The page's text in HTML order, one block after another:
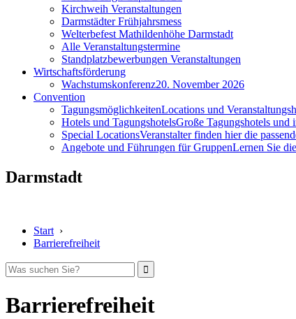
Kirchweih Veranstaltungen
Darmstädter Frühjahrsmess
Welterbefest Mathildenhöhe Darmstadt
Alle Veranstaltungstermine
Standplatzbewerbungen Veranstaltungen
Wirtschaftsförderung
Wachstumskonferenz20. November 2026
Convention
TagungsmöglichkeitenLocations und
Hotels und TagungshotelsGroße Tagungshotels und
Special LocationsVeranstalter finden hier die
Angebote und Führungen für GruppenLernen Sie
Darmstadt
Start ›
Barrierefreiheit
Barrierefreiheit